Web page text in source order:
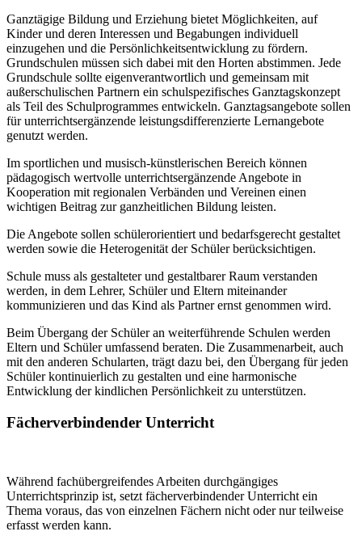
Ganztägige Bildung und Erziehung bietet Möglichkeiten, auf
Kinder und deren Interessen und Begabungen individuell
einzugehen und die Persönlichkeitsentwicklung zu fördern.
Grundschulen müssen sich dabei mit den Horten abstimmen. Jede
Grundschule sollte eigenverantwortlich und gemeinsam mit
außerschulischen Partnern ein schulspezifisches Ganztagskonzept
als Teil des Schulprogrammes entwickeln. Ganztagsangebote sollen
für unterrichtsergänzende leistungsdifferenzierte Lernangebote
genutzt werden.
Im sportlichen und musisch-künstlerischen Bereich können
pädagogisch wertvolle unterrichtsergänzende Angebote in
Kooperation mit regionalen Verbänden und Vereinen einen
wichtigen Beitrag zur ganzheitlichen Bildung leisten.
Die Angebote sollen schülerorientiert und bedarfsgerecht gestaltet
werden sowie die Heterogenität der Schüler berücksichtigen.
Schule muss als gestalteter und gestaltbarer Raum verstanden
werden, in dem Lehrer, Schüler und Eltern miteinander
kommunizieren und das Kind als Partner ernst genommen wird.
Beim Übergang der Schüler an weiterführende Schulen werden
Eltern und Schüler umfassend beraten. Die Zusammenarbeit, auch
mit den anderen Schularten, trägt dazu bei, den Übergang für jeden
Schüler kontinuierlich zu gestalten und eine harmonische
Entwicklung der kindlichen Persönlichkeit zu unterstützen.
Fächerverbindender Unterricht
Während fachübergreifendes Arbeiten durchgängiges
Unterrichtsprinzip ist, setzt fächerverbindender Unterricht ein
Thema voraus, das von einzelnen Fächern nicht oder nur teilweise
erfasst werden kann.